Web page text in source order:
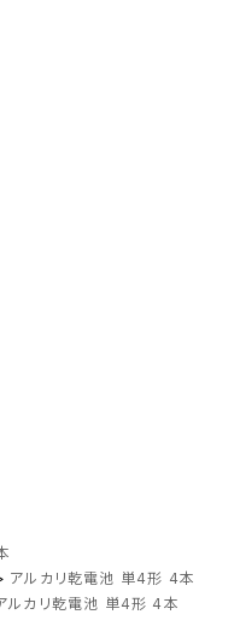
アルカリ乾電池 単4形 4本
ルカリ乾電池 単4形 4本